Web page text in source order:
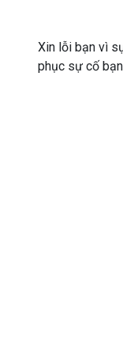
Xin lỗi bạn vì
phục sự cố